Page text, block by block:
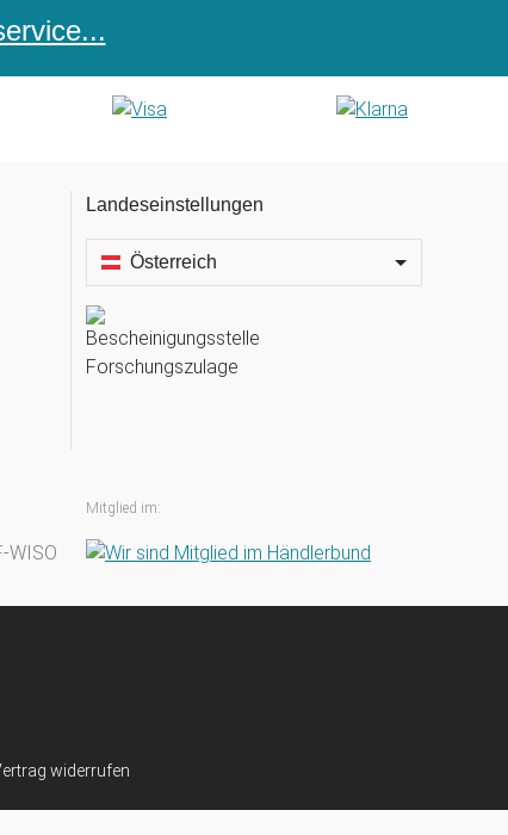
Landeseinstellungen
Österreich
Mitglied im:
widerrufen